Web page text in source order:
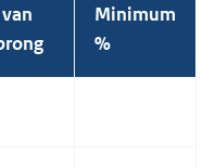
Minimum
%